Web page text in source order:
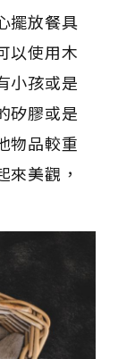
擺放餐具
以使用木
小孩或是
矽膠或是
物品較重
來美觀，